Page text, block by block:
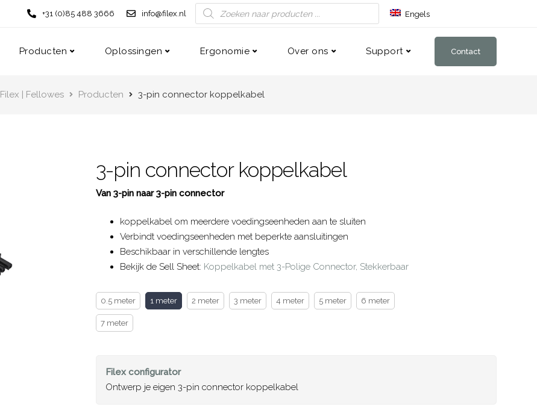
+31 (0)85 488 3666 info@filex.nl
Engels
Frans
Producten Oplossingen Ergonomie Over ons Support Contact
Filex | Fellowes Producten 3-pin connector koppelkabel
3-pin connector koppelkabel
Van 3-pin naar 3-pin connector
koppelkabel om meerdere voedingseenheden aan te sluiten
Verbindt voedingseenheden met beperkte aansluitingen
Beschikbaar in verschillende lengtes
Bekijk de Sell Sheet: Koppelkabel met 3-Polige Connector, Stekkerbaar
0.5 meter 1 meter 2 meter 3 meter 4 meter 5 meter 6 meter
7 meter
Filex configurator
Ontwerp je eigen 3-pin connector koppelkabel